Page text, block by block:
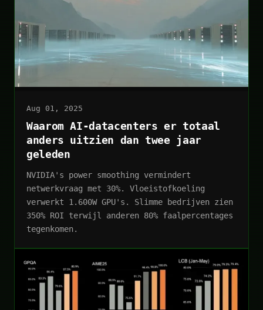
Aug 01, 2025
Waarom AI-datacenters er totaal
anders uitzien dan twee jaar
geleden
NVIDIA's power smoothing vermindert
netwerkvraag met 30%. Vloeistofkoeling
verwerkt 1.600W GPU's. Slimme bedrijven zien
350% ROI terwijl anderen 80% faalpercentages
tegenkomen.